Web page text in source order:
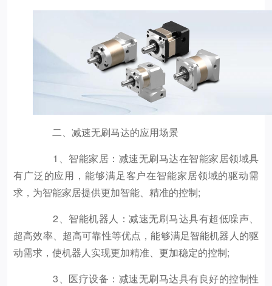
二、减速无刷马达的应用场景
1、智能家居：减速无刷马达在智能家居领域具
有广泛的应用，能够满足客户在智能家居领域的驱动需
求，为智能家居提供更加智能、精准的控制;
2、智能机器人：减速无刷马达具有超低噪声、
超高效率、超高可靠性等优点，能够满足智能机器人的驱
动需求，使机器人实现更加精准、更加稳定的控制;
3、医疗设备：减速无刷马达具有良好的控制性